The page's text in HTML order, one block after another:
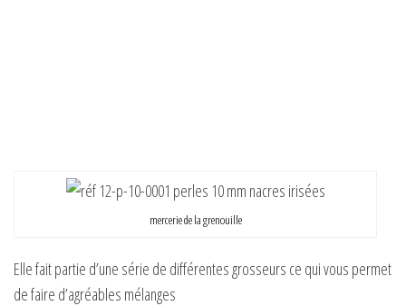
mercerie de la grenouille
Elle fait partie d’une série de différentes grosseurs ce qui vous permet
de faire d’agréables mélanges